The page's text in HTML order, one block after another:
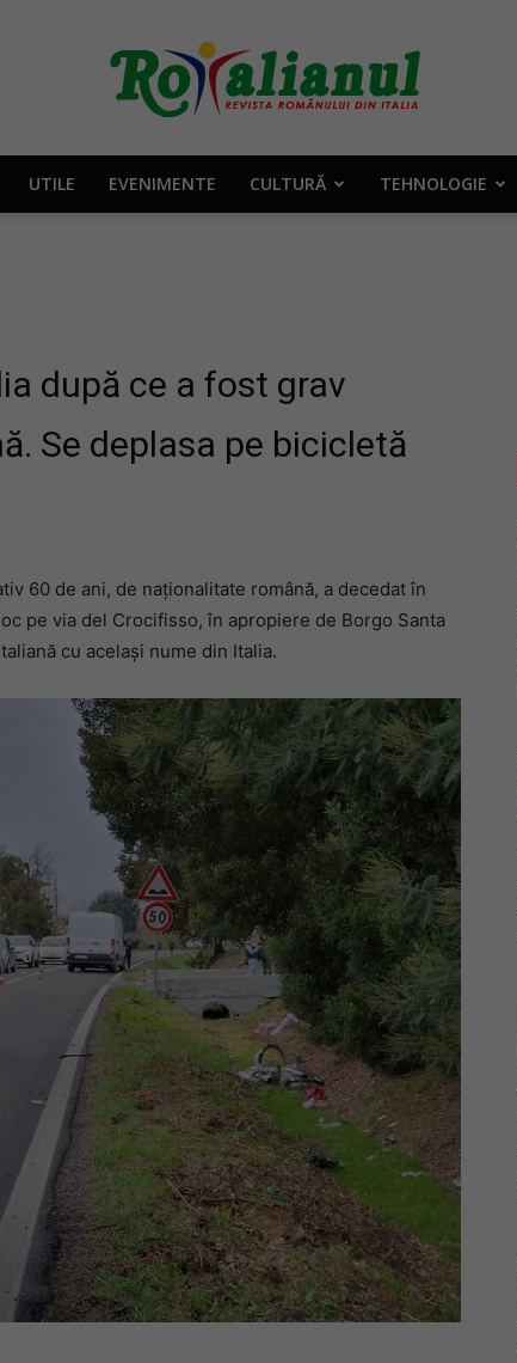
Rotalianul
Italia
UTILE EVENIMENTE CULTURĂ TEHNOLOGIE
după ce a fost grav
Se deplasa pe bicicletă
60 de ani, de naționalitate română, a decedat în
pe via del Crocifisso, în apropiere de Borgo Santa
cu același nume din Italia.